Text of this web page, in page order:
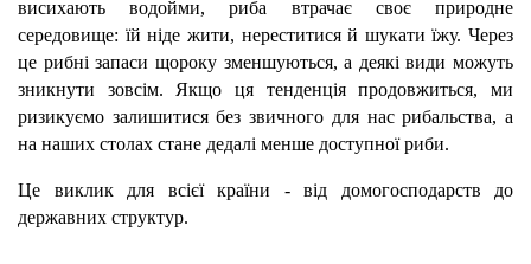
висихають водойми, риба втрачає своє природне
середовище: їй ніде жити, нереститися й шукати їжу. Через
це рибні запаси щороку зменшуються, а деякі види можуть
зникнути зовсім. Якщо ця тенденція продовжиться, ми
ризикуємо залишитися без звичного для нас рибальства, а
на наших столах стане дедалі менше доступної риби.
Це виклик для всієї країни - від домогосподарств до
державних структур.